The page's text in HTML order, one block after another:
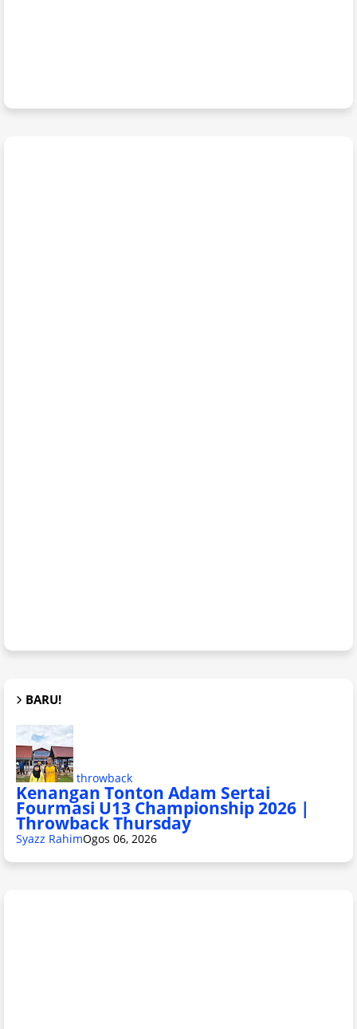
BARU!
throwback
Kenangan Tonton Adam Sertai
Fourmasi U13 Championship 2026 |
Throwback Thursday
Syazz RahimOgos 06, 2026